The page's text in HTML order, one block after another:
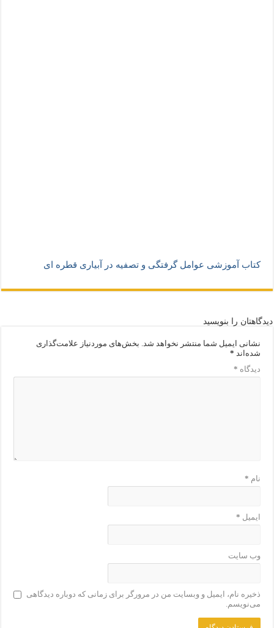
کتاب آموزشی عوامل گرفتگی و تصفیه در آبیاری قطره ای
دیدگاهتان را بنویسید
نشانی ایمیل شما منتشر نخواهد شد. بخش‌های موردنیاز علامت‌گذاری
شده‌اند *
دیدگاه *
نام *
ایمیل *
وب‌ سایت
ذخیره نام، ایمیل و وبسایت من در مرورگر برای زمانی که دوباره دیدگاهی
می‌نویسم.